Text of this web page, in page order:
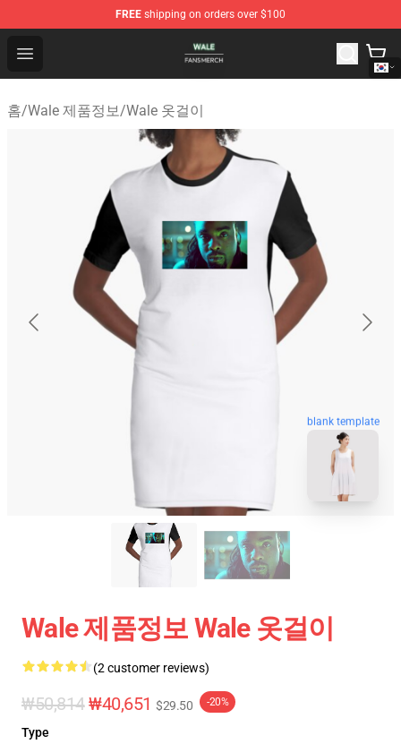
FREE shipping on orders over $100
Open menu
Wale Shop - Official Wale Merchandise Store
홈/Wale 제품정보/Wale 옷걸이
blank template
Wale 제품정보 Wale 옷걸이
(2 customer reviews)
₩50,814₩40,651 $29.50 -20%
Type